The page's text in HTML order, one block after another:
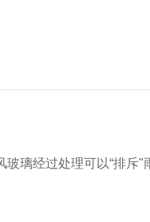
璃经过处理可以“排